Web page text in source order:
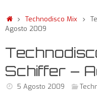
Technodisco Mix
Agosto 2009
Schiffer –
5 Agosto 2009